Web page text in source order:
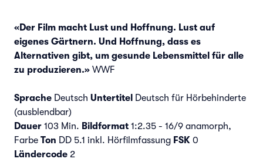
«Der Film macht Lust und Hoffnung. Lust auf
eigenes Gärtnern. Und Hoffnung, dass es
Alternativen gibt, um gesunde Lebensmittel für alle
zu produzieren.» WWF
Sprache Deutsch Untertitel Deutsch für Hörbehinderte
(ausblendbar)
Dauer 103 Min. Bildformat 1:2.35 - 16/9 anamorph,
Farbe Ton DD 5.1 inkl. Hörfilmfassung FSK 0
Ländercode 2